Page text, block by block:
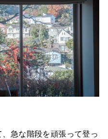
、急な階段を頑張って登っ